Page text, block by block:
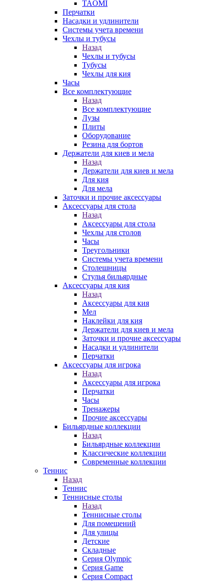
TAOMI
Перчатки
Насадки и удлинители
Системы учета времени
Чехлы и тубусы
Назад
Чехлы и тубусы
Тубусы
Чехлы для кия
Часы
Все комплектующие
Назад
Все комплектующие
Лузы
Плиты
Оборудование
Резина для бортов
Держатели для киев и мела
Назад
Держатели для киев и мела
Для кия
Для мела
Заточки и прочие аксессуары
Аксессуары для стола
Назад
Аксессуары для стола
Чехлы для столов
Часы
Треугольники
Системы учета времени
Столешницы
Стулья бильярдные
Аксессуары для кия
Назад
Аксессуары для кия
Мел
Наклейки для кия
Держатели для киев и мела
Заточки и прочие аксессуары
Насадки и удлинители
Перчатки
Аксессуары для игрока
Назад
Аксессуары для игрока
Перчатки
Часы
Тренажеры
Прочие аксессуары
Бильярдные коллекции
Назад
Бильярдные коллекции
Классические коллекции
Современные коллекции
Теннис
Назад
Теннис
Теннисные столы
Назад
Теннисные столы
Для помещений
Для улицы
Детские
Складные
Серия Olympic
Серия Game
Серия Compact